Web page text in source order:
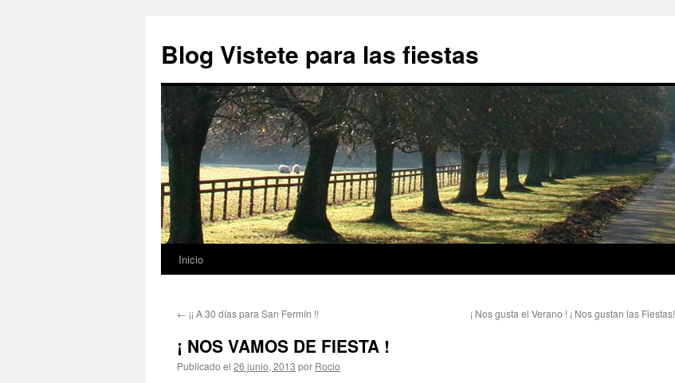
Blog Vistete para las fiestas
Saltar
contenido
Inicio
← ¡¡ A 30 días para San Fermín !! ¡ Nos gusta el Verano ! ¡ Nos gustan las Fiestas!
¡ NOS VAMOS DE FIESTA !
Publicado el 26 junio, 2013 por Rocio